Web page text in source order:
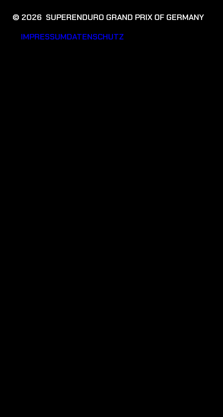
© 2026 SUPERENDURO GRAND PRIX OF GERMANY
IMPRESSUMDATENSCHUTZ